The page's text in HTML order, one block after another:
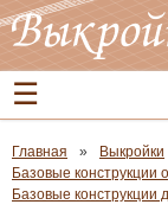
Главная Выкройки
Базовые конструкции